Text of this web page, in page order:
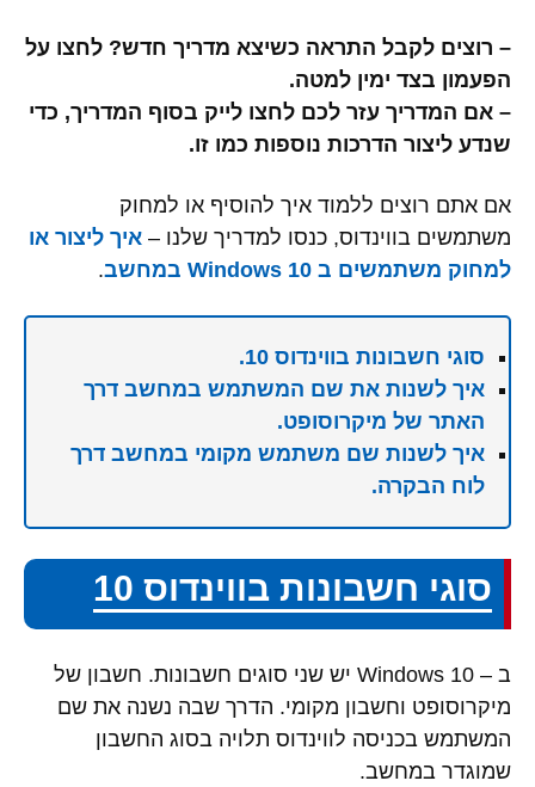
– רוצים לקבל התראה כשיצא מדריך חדש? לחצו על
הפעמון בצד ימין למטה.
– אם המדריך עזר לכם לחצו לייק בסוף המדריך, כדי
שנדע ליצור הדרכות נוספות כמו זו.
אם אתם רוצים ללמוד איך להוסיף או למחוק
משתמשים בווינדוס, כנסו למדריך שלנו – איך ליצור או
למחוק משתמשים ב Windows 10 במחשב
.
סוגי חשבונות בווינדוס 10.
איך לשנות את שם המשתמש במחשב דרך
האתר של מיקרוסופט.
איך לשנות שם משתמש מקומי במחשב דרך
לוח הבקרה.
סוגי חשבונות בווינדוס 10
ב – Windows 10 יש שני סוגים חשבונות. חשבון של
מיקרוסופט וחשבון מקומי. הדרך שבה נשנה את שם
המשתמש בכניסה לווינדוס תלויה בסוג החשבון
שמוגדר במחשב.